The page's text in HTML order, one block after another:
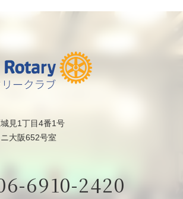
見1丁目4番1号
大阪652号室
6910-2420